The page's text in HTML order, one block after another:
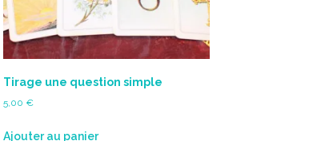
Tirage une question simple
5,00 €
Ajouter au panier